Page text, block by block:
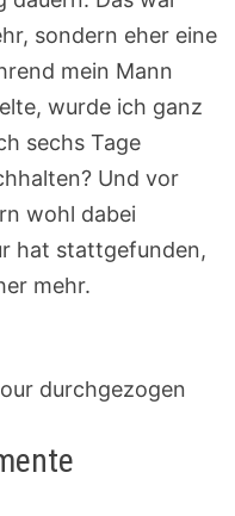
sondern eher eine
mein Mann
wurde ich ganz
sechs Tage
Und vor
wohl dabei
hat stattgefunden,
mehr.
durchgezogen